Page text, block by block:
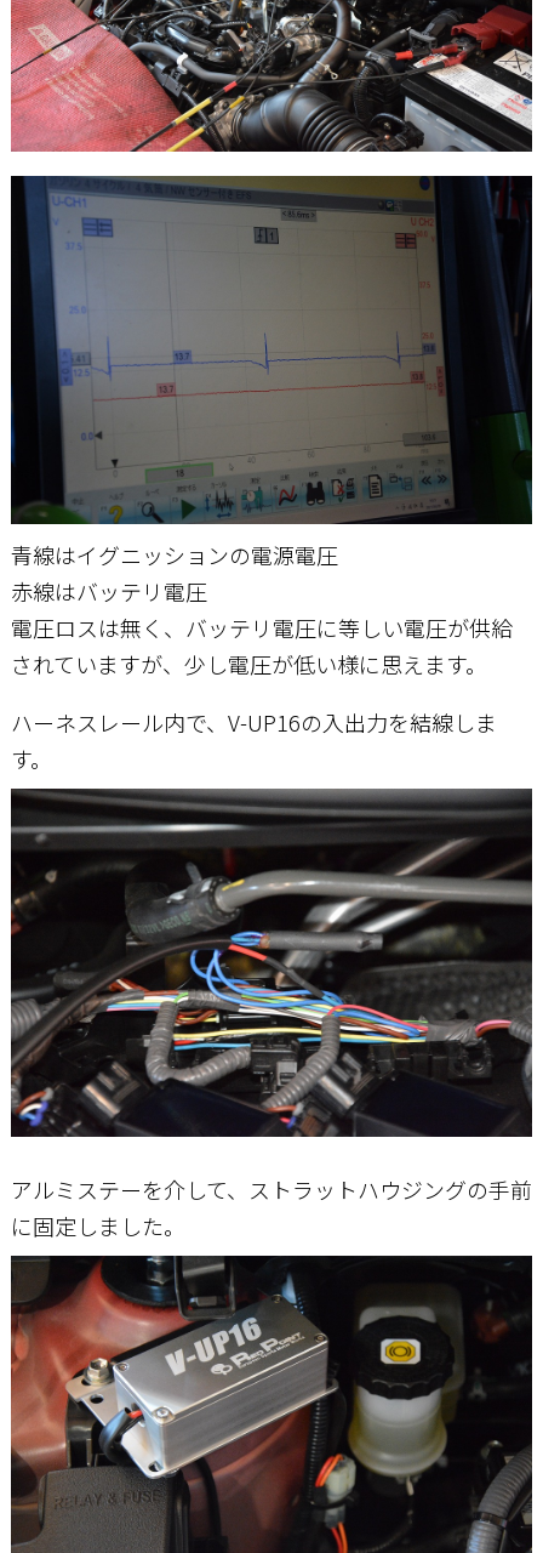
青線はイグニッションの電源電圧
赤線はバッテリ電圧
電圧ロスは無く、バッテリ電圧に等しい電圧が供給
されていますが、少し電圧が低い様に思えます。
ハーネスレール内で、V-UP16の入出力を結線しま
す。
アルミステーを介して、ストラットハウジングの手前
に固定しました。